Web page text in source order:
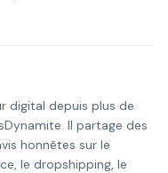
digital depuis plus de
Il partage des
honnêtes sur le
le dropshipping, le